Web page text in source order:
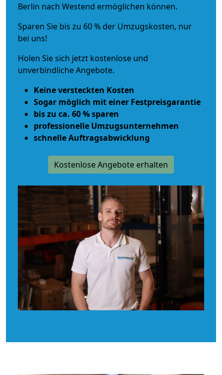
Berlin nach Westend ermöglichen können.
Sparen Sie bis zu 60 % der Umzugskosten, nur
bei uns!
Holen Sie sich jetzt kostenlose und
unverbindliche Angebote.
Keine versteckten Kosten
Sogar möglich mit einer Festpreisgarantie
bis zu ca. 60 % sparen
professionelle Umzugsunternehmen
schnelle Auftragsabwicklung
Kostenlose Angebote erhalten